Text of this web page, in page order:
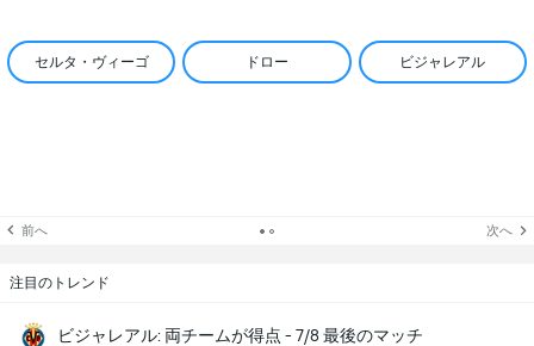
セルタ・ヴィーゴ ドロー ビジャレアル
前へ 次へ
注目のトレンド
ビジャレアル: 両チームが得点 - 7/8 最後のマッチ